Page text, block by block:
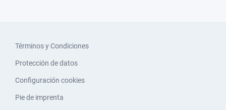
Términos y Condiciones
Protección de datos
Configuración cookies
Pie de imprenta